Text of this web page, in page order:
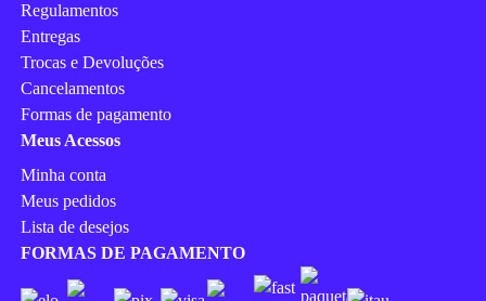
Regulamentos
Entregas
Trocas e Devoluções
Cancelamentos
Formas de pagamento
Meus Acessos
Minha conta
Meus pedidos
Lista de desejos
FORMAS DE PAGAMENTO